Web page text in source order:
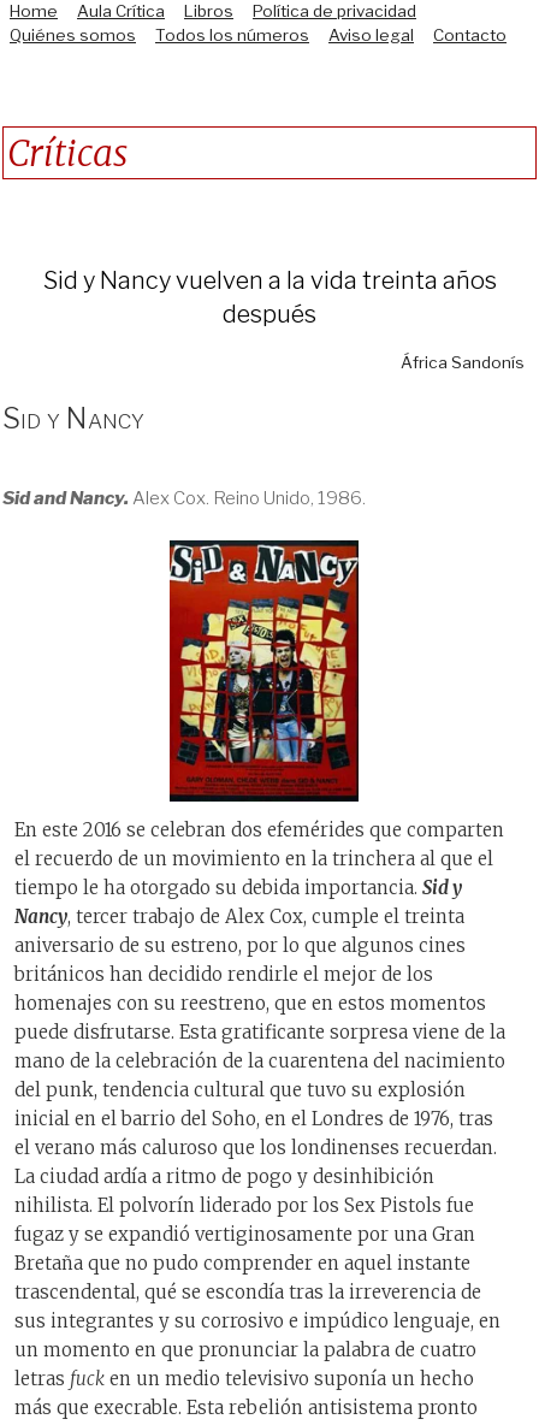
Home Aula Crítica Libros
Política de privacidad
Quiénes somos
Todos los números Aviso legal Contacto
Críticas
Sid y Nancy vuelven a la vida treinta años
después
África Sandonís
Sid y Nancy
Sid and Nancy. Alex Cox. Reino Unido, 1986.
En este 2016 se celebran dos efemérides que comparten
el recuerdo de un movimiento en la trinchera al que el
tiempo le ha otorgado su debida importancia. Sid y
Nancy, tercer trabajo de Alex Cox, cumple el treinta
aniversario de su estreno, por lo que algunos cines
británicos han decidido rendirle el mejor de los
homenajes con su reestreno, que en estos momentos
puede disfrutarse. Esta gratificante sorpresa viene de la
mano de la celebración de la cuarentena del nacimiento
del punk, tendencia cultural que tuvo su explosión
inicial en el barrio del Soho, en el Londres de 1976, tras
el verano más caluroso que los londinenses recuerdan.
La ciudad ardía a ritmo de pogo y desinhibición
nihilista. El polvorín liderado por los Sex Pistols fue
fugaz y se expandió vertiginosamente por una Gran
Bretaña que no pudo comprender en aquel instante
trascendental, qué se escondía tras la irreverencia de
sus integrantes y su corrosivo e impúdico lenguaje, en
un momento en que pronunciar la palabra de cuatro
letras fuck en un medio televisivo suponía un hecho
más que execrable. Esta rebelión antisistema pronto